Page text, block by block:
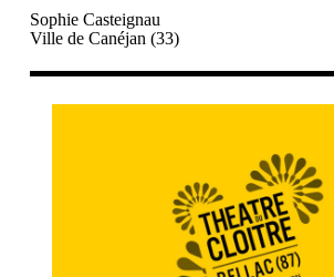
Sophie Casteignau
Ville de Canéjan (33)